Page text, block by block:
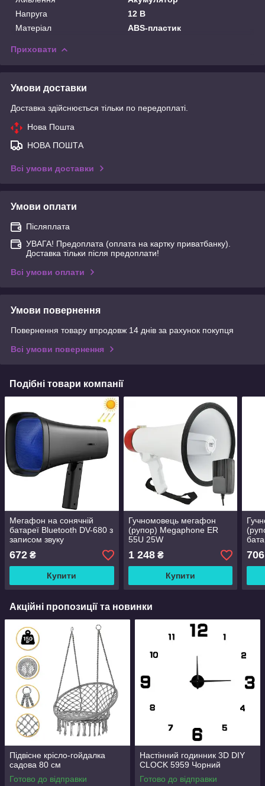
Напруга
12 В
Матеріал
ABS-пластик
Приховати
Умови доставки
Доставка здійснюється тільки по передоплаті.
Нова Пошта
НОВА ПОШТА
Всі умови доставки
Умови оплати
Післяплата
УВАГА! Предоплата (оплата на картку приватбанку).
Доставка тільки після предоплати!
Всі умови оплати
Умови повернення
Повернення товару впродовж 14 днів за рахунок покупця
Всі умови повернення
Подібні товари компанії
Мегафон на сонячній
батареї Bluetooth DV-680 з
записом звуку
672 ₴
Купити
Гучномовець мегафон
(рупор) Megaphone ER
55U 25W
1 248₴
Купити
706
Акційні пропозиції та новинки
Підвісне крісло-гойдалка
садова 80 см
Готово до відправки
Настінний годинник 3D DIY
CLOCK 5959 Чорний
Готово до відправки